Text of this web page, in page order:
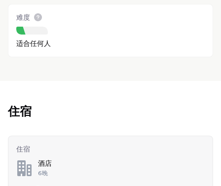
难度
适合任何人
住宿
住宿
酒店
6晚